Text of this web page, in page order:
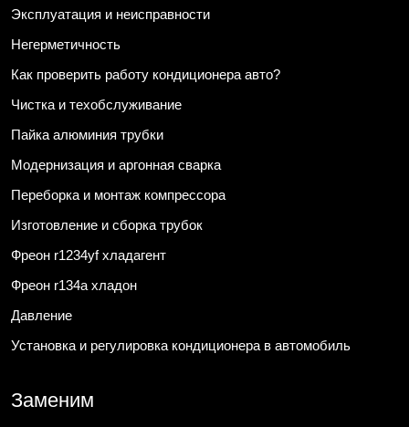
Эксплуатация и неисправности
Негерметичность
Как проверить работу кондиционера авто?
Чистка и техобслуживание
Пайка алюминия трубки
Модернизация и аргонная сварка
Переборка и монтаж компрессора
Изготовление и сборка трубок
Фреон r1234yf хладагент
Фреон r134a хладон
Давление
Установка и регулировка кондиционера в автомобиль
Заменим